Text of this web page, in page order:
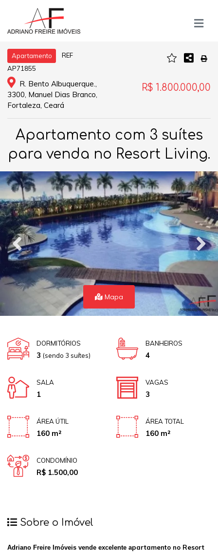
Apartamento
REF
AP71855
R. Bento Albuquerque.,
3300, Manuel Dias Branco,
Fortaleza, Ceará
R$ 1.800.000,00
Apartamento com 3 suítes
para venda no Resort Living.
Mapa
DORMITÓRIOS
3 (sendo 3 suítes)
BANHEIROS
4
SALA
1
VAGAS
3
ÁREA ÚTIL
160 m²
ÁREA TOTAL
160 m²
CONDOMÍNIO
R$ 1.500,00
Sobre o Imóvel
Adriano Freire Imóveis vende excelente apartamento no Resort